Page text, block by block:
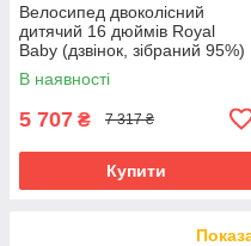
Велосипед двоколісний
дитячий 16 дюймів Royal
Baby (дзвінок, зібраний 95%)
7TH FREESTYLE RB16B-6P
Червоний
В наявності
5 707 ₴ 7 317 ₴
Купити